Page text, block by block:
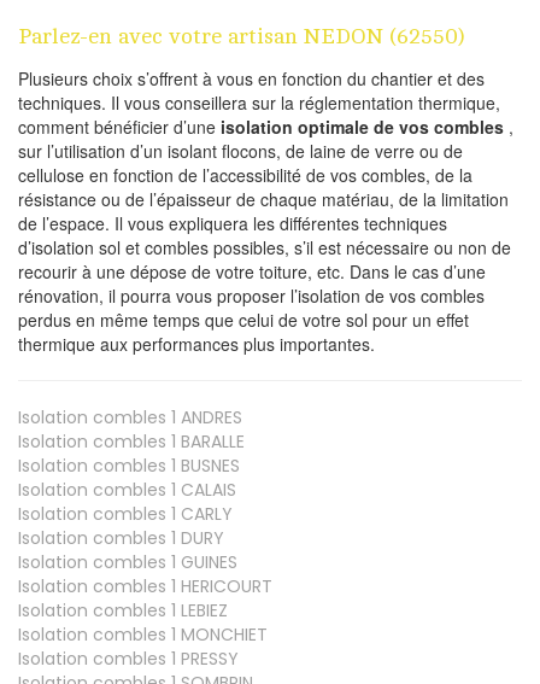
Parlez-en avec votre artisan NEDON (62550)
Plusieurs choix s’offrent à vous en fonction du chantier et des
techniques. Il vous conseillera sur la réglementation thermique,
comment bénéficier d’une isolation optimale de vos combles ,
sur l’utilisation d’un isolant flocons, de laine de verre ou de
cellulose en fonction de l’accessibilité de vos combles, de la
résistance ou de l’épaisseur de chaque matériau, de la limitation
de l’espace. Il vous expliquera les différentes techniques
d’isolation sol et combles possibles, s’il est nécessaire ou non de
recourir à une dépose de votre toiture, etc. Dans le cas d’une
rénovation, il pourra vous proposer l’isolation de vos combles
perdus en même temps que celui de votre sol pour un effet
thermique aux performances plus importantes.
Isolation combles 1 ANDRES
Isolation combles 1 BARALLE
Isolation combles 1 BUSNES
Isolation combles 1 CALAIS
Isolation combles 1 CARLY
Isolation combles 1 DURY
Isolation combles 1 GUINES
Isolation combles 1 HERICOURT
Isolation combles 1 LEBIEZ
Isolation combles 1 MONCHIET
Isolation combles 1 PRESSY